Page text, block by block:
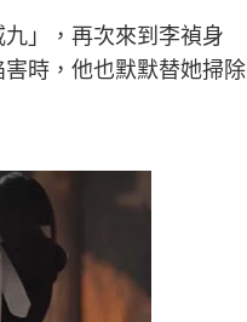
」，再次來到李禎身
時，他也默默替她掃除